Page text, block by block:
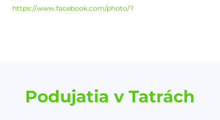
https://www.facebook.com/photo/?
Podujatia v Tatrách